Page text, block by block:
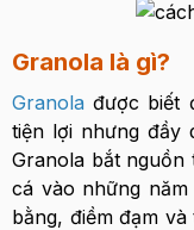
Granola là gì?
Granola được biết
tiện lợi nhưng đầy
Granola bắt
cá vào những
bằng, điềm đạm